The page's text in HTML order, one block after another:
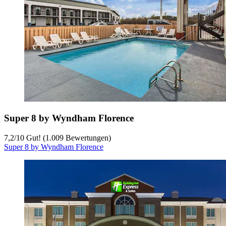
Super 8 by Wyndham Florence
7,2/10 Gut! (1.009 Bewertungen)
Super 8 by Wyndham Florence